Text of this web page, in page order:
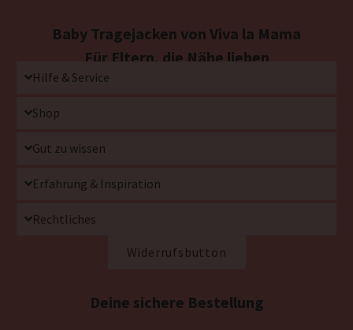
Baby Tragejacken von Viva la Mama
Für Eltern, die Nähe lieben
Hilfe & Service
Shop
Gut zu wissen
Erfahrung & Inspiration
Rechtliches
Widerrufsbutton
Deine sichere Bestellung